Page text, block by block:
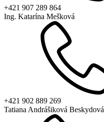
+421 907 289 864
Ing. Katarína Mešková
+421 902 889 269
Tatiana Andrášiková Beskydová